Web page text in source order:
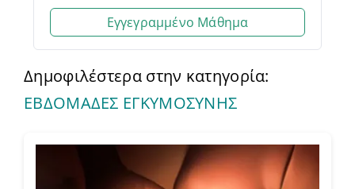
Εγγεγραμμένο Μάθημα
Δημοφιλέστερα στην κατηγορία:
ΕΒΔΟΜΑΔΕΣ ΕΓΚΥΜΟΣΥΝΗΣ